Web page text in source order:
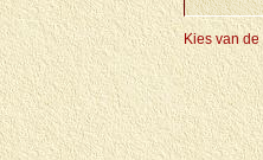
Kies van